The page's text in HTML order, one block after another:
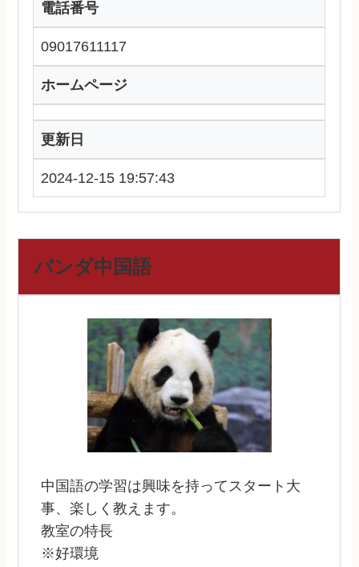
電話番号
09017611117
ホームページ
更新日
2024-12-15 19:57:43
パンダ中国語
中国語の学習は興味を持ってスタート大
事、楽しく教えます。
教室の特長
※好環境